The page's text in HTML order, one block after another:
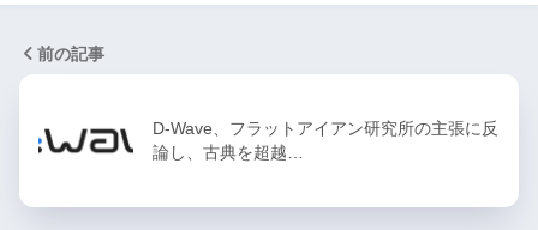
前の記事
D-Wave、フラットアイアン研究所の主張に反
論し、古典を超越…